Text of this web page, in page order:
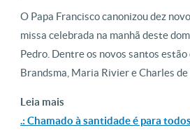
O Papa Francisco canonizou dez
missa celebrada na manhã deste
Pedro. Dentre os novos santos
Brandsma, Maria Rivier e Charles de
Leia mais
.: Chamado à santidade é para